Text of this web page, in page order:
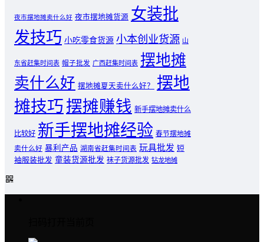
夜市摆地摊卖什么好 夜市摆地摊货源 女装批
发技巧 小吃零食货源 小本创业货源 山
东省赶集时间表 帽子批发 广西赶集时间表 摆地摊
卖什么好 摆地摊夏天卖什么好？
摆地
摊技巧摆摊赚钱 新手摆地摊卖什么
比较好 新手摆地摊经验 春节摆地摊
卖什么好 暴利产品 湖南省赶集时间表 玩具批发 短
袖服装批发 童装货源批发 袜子货源批发 钻龙地摊